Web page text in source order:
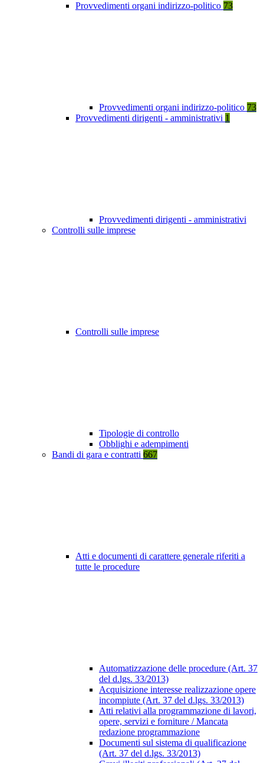
Provvedimenti organi indirizzo-politico 73
Provvedimenti organi indirizzo-politico 73
Provvedimenti dirigenti - amministrativi 1
Provvedimenti dirigenti - amministrativi
Controlli sulle imprese
Controlli sulle imprese
Tipologie di controllo
Obblighi e adempimenti
Bandi di gara e contratti 667
Atti e documenti di carattere generale riferiti a
tutte le procedure
Automatizzazione delle procedure (Art. 37
del d.lgs. 33/2013)
Acquisizione interesse realizzazione opere
incompiute (Art. 37 del d.lgs. 33/2013)
Atti relativi alla programmazione di lavori,
opere, servizi e forniture / Mancata
redazione programmazione
Documenti sul sistema di qualificazione
(Art. 37 del d.lgs. 33/2013)